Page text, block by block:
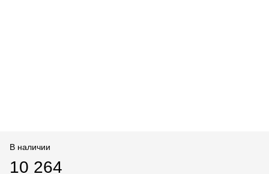
В наличии
10 264